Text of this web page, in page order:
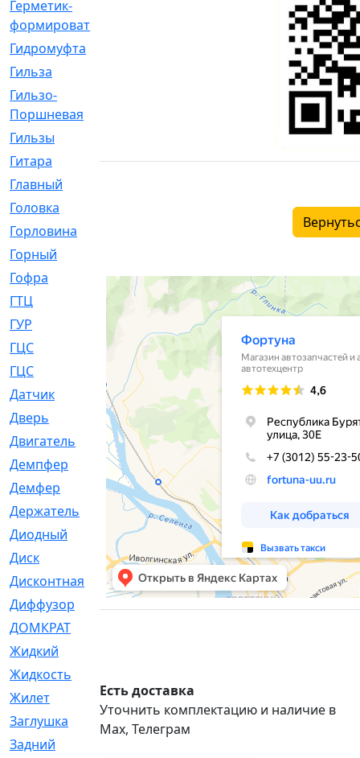
Герметик-
формирователь
Гидромуфта
Гильза
Гильзо-
Поршневая
Гильзы
Гитара
[7]
Главный
Головка
Горловина
Горный
Гофра
[86]
ГТЦ
[96]
ГУР
ГЦC
[6]
ГЦС
[74]
Датчик
[969]
Дверь
Двигатель
[64]
Демпфер
[2]
Демфер
[1]
Держатель
[5]
Диодный
Диск
[418]
Дисконтная
[1]
Диффузор
[1]
ДОМКРАТ
Жидкий
Жидкость
Жилет
[1]
Заглушка
Задний
Есть доставка
Уточнить комплектацию и наличие в
Max, Телеграм